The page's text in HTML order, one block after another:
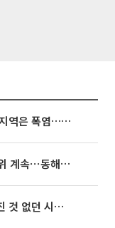
동해안은 시간당 80㎜ 폭우, 그 외 지역은 폭염…‘극과 극 날씨’
[내일 날씨] 폭염 한풀 꺾여도 무더위 계속⋯동해안 이틀 연속 비
임영웅, 어느덧 데뷔 10주년⋯"가진 것 없던 시절, 내 앞엔 20명의 팬뿐"